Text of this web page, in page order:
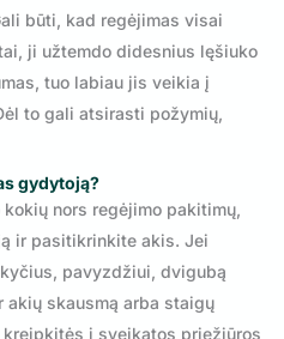
būti, kad regėjimas visai
ji užtemdo didesnius lęšiuko
tuo labiau jis veikia į
to gali atsirasti požymių,
gydytoją?
nors regėjimo pakitimų,
ir pasitikrinkite akis. Jei
pavyzdžiui, dvigubą
akių skausmą arba staigų
į sveikatos priežiūros